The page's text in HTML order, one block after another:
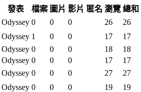
發表 檔案 圖片 影片 匿名 瀏覽 總和
Odyssey 0 0 0 26 26
Odyssey 1 0 0 17 17
Odyssey 0 0 0 18 18
Odyssey 0 0 0 17 17
Odyssey 0 0 0 27 27
Odyssey 0 0 0 19 19